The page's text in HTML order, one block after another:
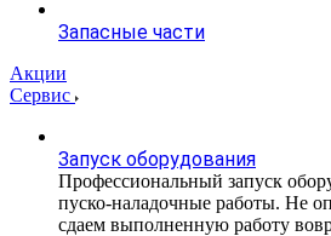
Запасные части
Акции
Сервис
Запуск оборудования
Профессиональный запуск
пуско-наладочные работы. Не
сдаем выполненную работу